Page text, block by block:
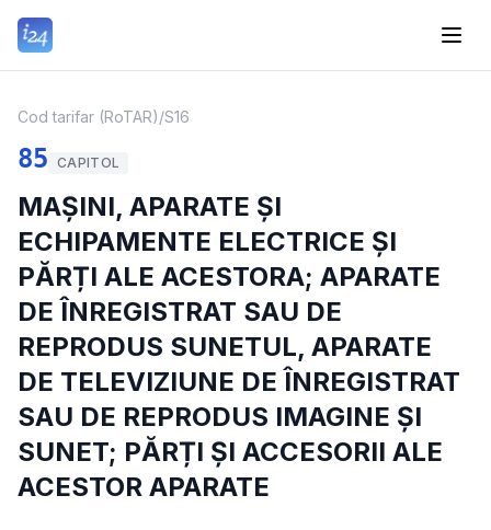
Cod tarifar (RoTAR)/S16
85 CAPITOL
MAȘINI, APARATE ȘI
ECHIPAMENTE ELECTRICE ȘI
PĂRȚI ALE ACESTORA; APARATE
DE ÎNREGISTRAT SAU DE
REPRODUS SUNETUL, APARATE
DE TELEVIZIUNE DE ÎNREGISTRAT
SAU DE REPRODUS IMAGINE ȘI
SUNET; PĂRȚI ȘI ACCESORII ALE
ACESTOR APARATE